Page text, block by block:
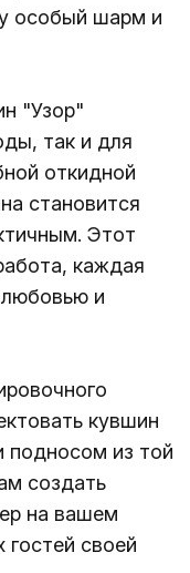
особый шарм и
"Узор"
так и для
откидной
становится
Этот
каждая
любовью и
кувшин
подносом из той
создать
на вашем
гостей своей